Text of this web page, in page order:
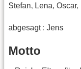
Stefan, Lena,
abgesagt : Jens
Motto